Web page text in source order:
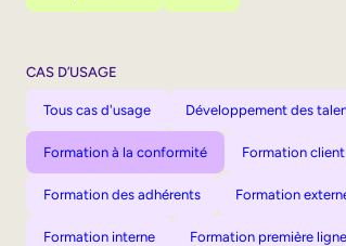
CAS D’USAGE
Tous cas d'usage Développement des
Formation à la conformité Formation client
Formation des adhérents Formation
Formation interne Formation première ligne